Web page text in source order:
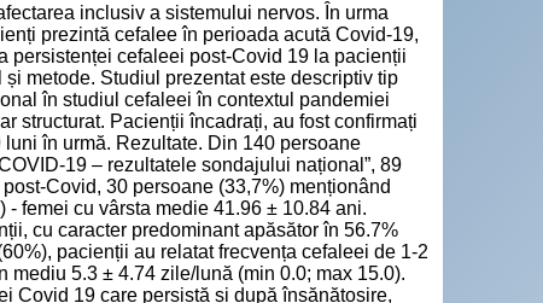
inclusiv a sistemului nervos. În urma
prezintă cefalee în perioada acută Covid-19,
persistenței cefaleei post-Covid 19 la pacienții
metode. Studiul prezentat este descriptiv tip
în studiul cefaleei în contextul pandemiei
structurat. Pacienții încadrați, au fost confirmați
în urmă. Rezultate. Din 140 persoane
19 – rezultatele sondajului național”, 89
Covid, 30 persoane (33,7%) menționând
femei cu vârsta medie 41.96 ± 10.84 ani.
cu caracter predominant apăsător în 56.7%
pacienții au relatat frecvența cefaleei de 1-2
5.3 ± 4.74 zile/lună (min 0.0; max 15.0).
Covid 19 care persistă și după însănătoșire,